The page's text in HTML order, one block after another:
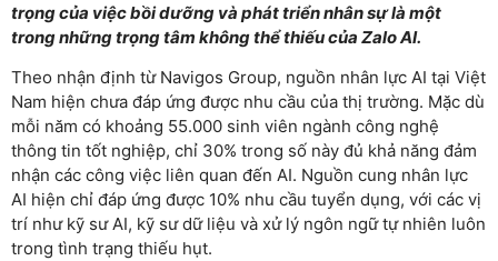
trọng của việc bồi dưỡng và phát triển nhân sự là một
trong những trọng tâm không thể thiếu của Zalo AI.
Theo nhận định từ Navigos Group, nguồn nhân lực AI tại Việt
Nam hiện chưa đáp ứng được nhu cầu của thị trường. Mặc dù
mỗi năm có khoảng 55.000 sinh viên ngành công nghệ
thông tin tốt nghiệp, chỉ 30% trong số này đủ khả năng đảm
nhận các công việc liên quan đến AI. Nguồn cung nhân lực
AI hiện chỉ đáp ứng được 10% nhu cầu tuyển dụng, với các vị
trí như kỹ sư AI, kỹ sư dữ liệu và xử lý ngôn ngữ tự nhiên luôn
trong tình trạng thiếu hụt.